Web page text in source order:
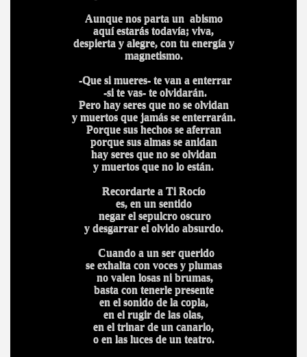
Aunque nos parta un abismo
aquí estarás todavía; viva,
despierta y alegre, con tu energía y
magnetismo.
-Que si mueres- te van a enterrar
-si te vas- te olvidarán.
Pero hay seres que no se olvidan
y muertos que jamás se enterrarán.
Porque sus hechos se aferran
porque sus almas se anidan
hay seres que no se olvidan
y muertos que no lo están.
Recordarte a Ti Rocío
es, en un sentido
negar el sepulcro oscuro
y desgarrar el olvido absurdo.
Cuando a un ser querido
se exhalta con voces y plumas
no valen losas ni brumas,
basta con tenerle presente
en el sonido de la copla,
en el rugir de las olas,
en el trinar de un canario,
o en las luces de un teatro.